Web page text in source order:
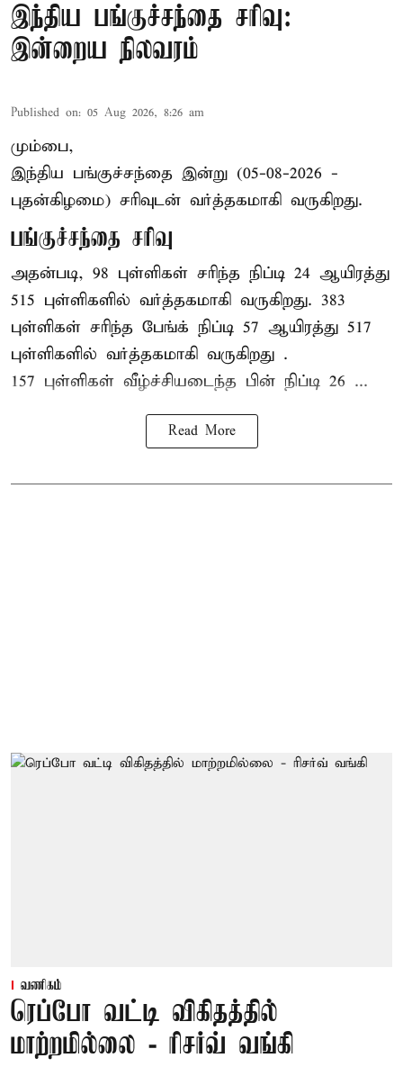
இந்திய பங்குச்சந்தை சரிவு:
இன்றைய நிலவரம்
Published on: 05 Aug 2026, 8:26 am
மும்பை,
இந்திய பங்குச்சந்தை இன்று (05-08-2026 -
புதன்கிழமை) சரிவுடன் வர்த்தகமாகி வருகிறது.
பங்குச்சந்தை சரிவு
அதன்படி, 98 புள்ளிகள் சரிந்த நிப்டி 24 ஆயிரத்து
515 புள்ளிகளில் வர்த்தகமாகி வருகிறது. 383
புள்ளிகள் சரிந்த பேங்க் நிப்டி 57 ஆயிரத்து 517
புள்ளிகளில் வர்த்தகமாகி வருகிறது .
157 புள்ளிகள் வீழ்ச்சியடைந்த பின் நிப்டி 26 ...
Read More
வணிகம்
ரெப்போ வட்டி விகிதத்தில்
மாற்றமில்லை - ரிசர்வ் வங்கி